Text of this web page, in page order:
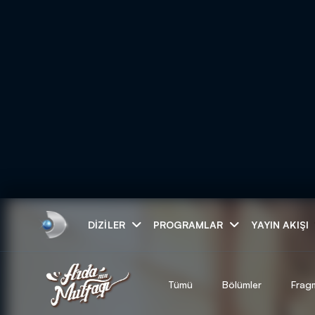
DIZILER PROGRAMLAR YAYIN AKIŞI
Tümü Bölümler